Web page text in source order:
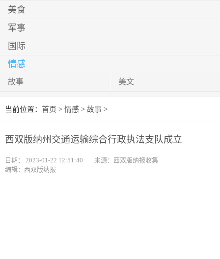
美食
军事
国际
情感
故事 美文
当前位置： 首页 > 情感 > 故事 >
西双版纳州交通运输综合行政执法支队成立
日期： 2023-01-22 12:51:40
来源：西双版纳报收集
编辑：西双版纳报